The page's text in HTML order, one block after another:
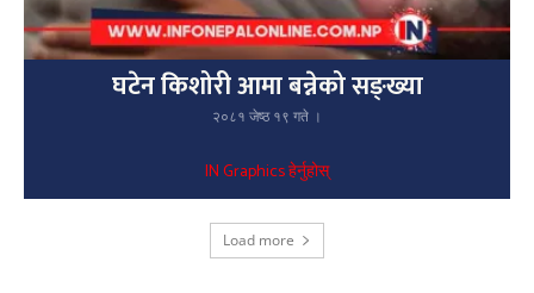
घटेन किशोरी आमा बन्नेको सङ्ख्या
२०८१ जेष्ठ १९ गते ।
IN Graphics हेर्नुहोस्
Load more